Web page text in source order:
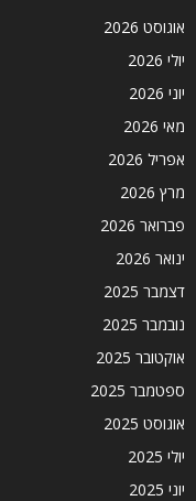
אוגוסט 2026
יולי 2026
יוני 2026
מאי 2026
אפריל 2026
מרץ 2026
פברואר 2026
ינואר 2026
דצמבר 2025
נובמבר 2025
אוקטובר 2025
ספטמבר 2025
אוגוסט 2025
יולי 2025
יוני 2025